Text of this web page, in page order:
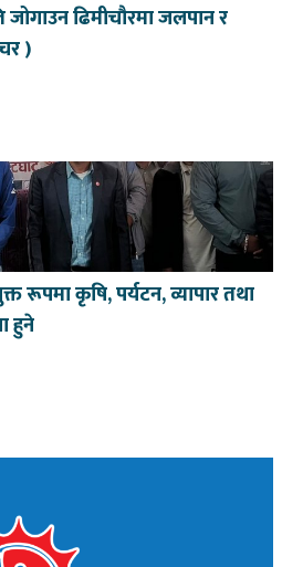
ढिमीचौरमा जलपान र
)
रूपमा कृषि, पर्यटन, व्यापार तथा
हुने